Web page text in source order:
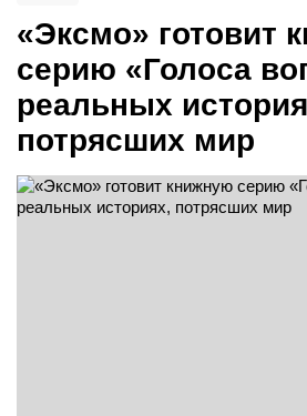
«Эксмо» готовит
серию «Голоса
реальных
потрясших мир